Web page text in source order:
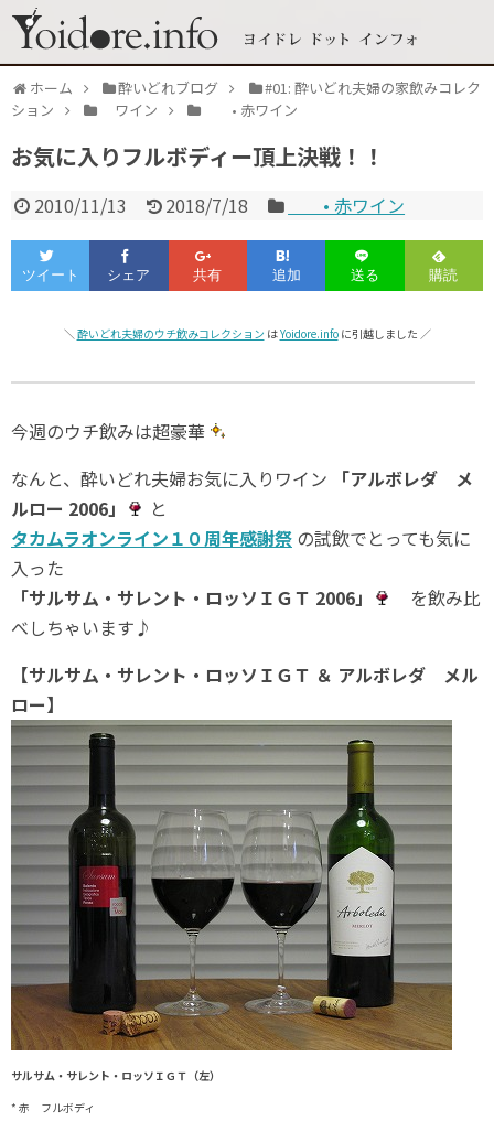
ホーム 酔いどれブログ
#01: 酔いどれ夫婦の家飲みコレク
ション
ワイン • 赤ワイン
お気に入りフルボディー頂上決戦！！
2010/11/13 2018/7/18 • 赤ワイン
＼ 酔いどれ夫婦のウチ飲みコレクション はYoidore.infoに引越しました ／
今週のウチ飲みは超豪華
なんと、酔いどれ夫婦お気に入りワイン
「アルボレダ メ
ルロー 2006」
と
タカムラオンライン１０周年感謝祭 の試飲でとっても気に
入った
「サルサム・サレント・ロッソＩＧＴ 2006」
を飲み比
べしちゃいます♪
【サルサム・サレント・ロッソＩＧＴ ＆ アルボレダ メル
ロー】
サルサム・サレント・ロッソＩＧＴ（左）
* 赤 フルボディ